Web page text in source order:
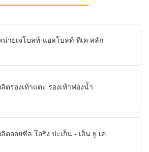
น่ายเจโบลท์-แอลโบลท์-ทีเค สลัก
ตรองเท้าแตะ รองเท้าฟองน้ำ
ตออยซีล โอริง ปะเก็น - เอ็น ยู เค